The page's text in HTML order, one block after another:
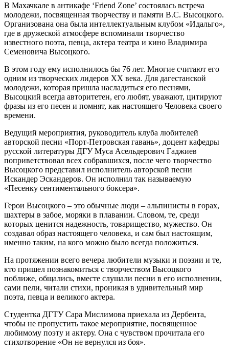
В Махачкале в антикафе ‘Friend Zone’ состоялась встреча
молодежи, посвященная творчеству и памяти В.С. Высоцкого.
Организована она была интеллектуальным клубом «Идальго»,
где в дружеской атмосфере вспоминали творчество
известного поэта, певца, актера театра и кино Владимира
Семеновича Высоцкого.
В этом году ему исполнилось бы 76 лет. Многие считают его
одним из творческих лидеров XX века. Для дагестанской
молодежи, которая пришла насладиться его песнями,
Высоцкий всегда авторитетен, его любят, уважают, цитируют
фразы из его песен и помнят, как настоящего Человека своего
времени.
Ведущий мероприятия, руководитель клуба любителей
авторской песни «Порт-Петровская гавань», доцент кафедры
русской литературы ДГУ Муса Асельдерович Гаджиев
поприветствовал всех собравшихся, после чего творчество
Высоцкого представил исполнитель авторской песни
Искандер Эскандеров. Он исполнил так называемую
«Песенку сентиментального боксера».
Герои Высоцкого – это обычные люди – альпинисты в горах,
шахтеры в забое, моряки в плавании. Словом, те, среди
которых ценится надежность, товарищество, мужество. Он
создавал образ настоящего человека, и сам был настоящим,
именно таким, на кого можно было всегда положиться.
На протяжении всего вечера любители музыки и поэзии и те,
кто пришел познакомиться с творчеством Высоцкого
поближе, общались, вместе слушали песни в его исполнении,
сами пели, читали стихи, проникая в удивительный мир
поэта, певца и великого актера.
Студентка ДГТУ Сара Мислимова приехала из Дербента,
чтобы не пропустить такое мероприятие, посвященное
любимому поэту и актеру. Она с чувством прочитала его
стихотворение «Он не вернулся из боя».